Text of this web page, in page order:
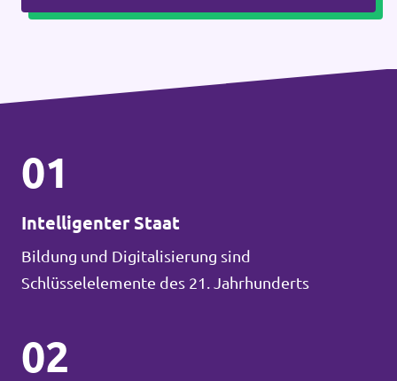
01
Intelligenter Staat
Bildung und Digitalisierung sind
Schlüsselelemente des 21. Jahrhunderts
02